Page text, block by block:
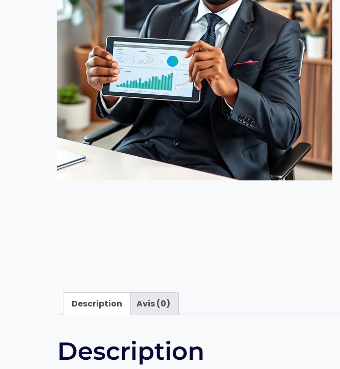
Description Avis (0)
Description